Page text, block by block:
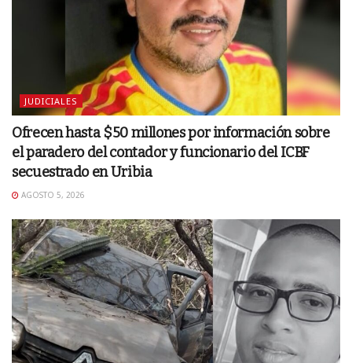
JUDICIALES
Ofrecen hasta $50 millones por información sobre
el paradero del contador y funcionario del ICBF
secuestrado en Uribia
AGOSTO 5, 2026